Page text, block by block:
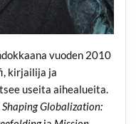
vuoden 2010
kirjailija ja
useita aihealueita.
Shaping Globalization: